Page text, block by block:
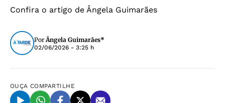
Confira o artigo de Ângela Guimarães
PorÂngela Guimarães*
02/06/2026 - 3:25 h
OUÇA COMPARTILHE